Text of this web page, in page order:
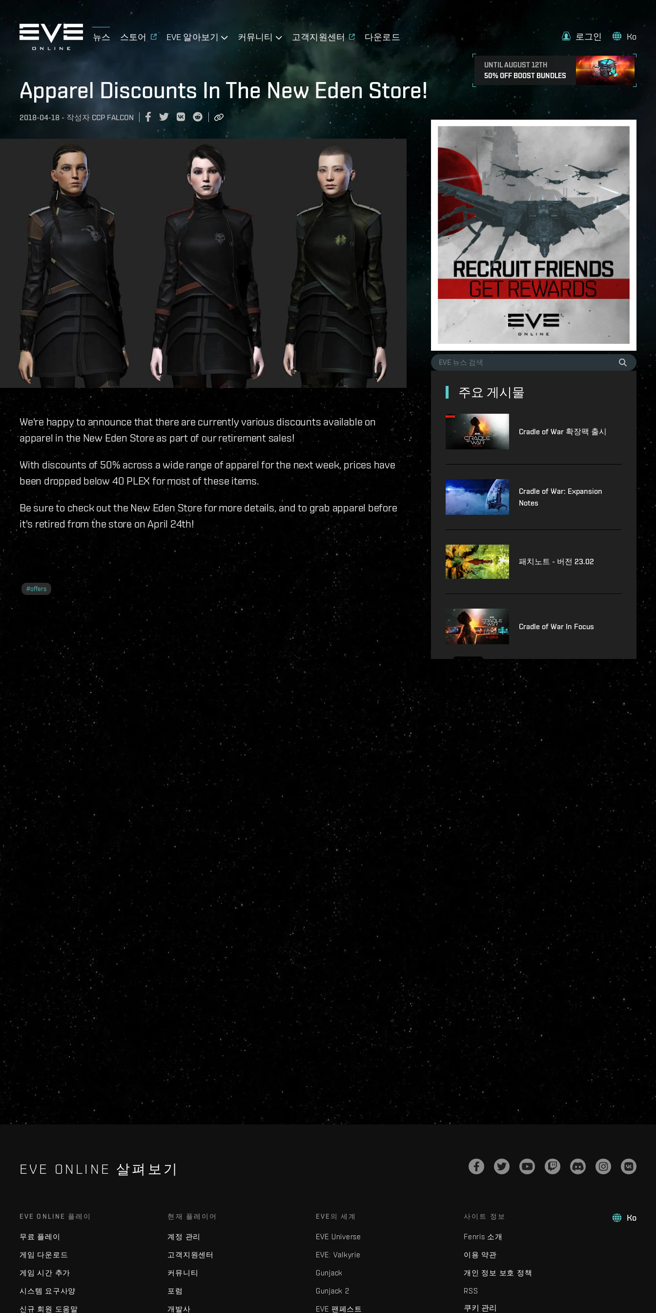
뉴스 스토어 EVE 알아보기 커뮤니티 고객지원센터 다운로드
UNTIL AUGUST 12TH
50% OFF BOOST BUNDLES
로그인 Ko
Apparel Discounts In The New Eden Store!
2018-04-18 - 작성자 CCP FALCON
We're happy to announce that there are currently various discounts available on
apparel in the New Eden Store as part of our retirement sales!
With discounts of 50% across a wide range of apparel for the next week, prices have
been dropped below 40 PLEX for most of these items.
Be sure to check out the New Eden Store for more details, and to grab apparel before
it's retired from the store on April 24th!
#offers
주요 게시물
Cradle of War 확장팩 출시
Cradle of War: Expansion
Notes
패치노트 - 버전 23.02
Cradle of War In Focus
EVE ONLINE 살펴보기
Ko
EVE ONLINE 플레이
무료 플레이
게임 다운로드
게임 시간 추가
시스템 요구사양
신규 회원 도움말
현재 플레이어
계정 관리
고객지원센터
커뮤니티
포럼
개발사
EVE의 세계
EVE Universe
EVE: Valkyrie
Gunjack
Gunjack 2
EVE 팬페스트
사이트 정보
Fenris 소개
이용 약관
개인 정보 보호 정책
RSS
쿠키 관리